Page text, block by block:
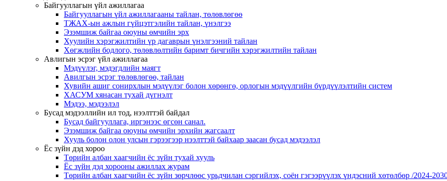
Байгууллагын үйл ажиллагаа
Байгууллагын үйл ажиллагааны тайлан, төлөвлөгөө
ТЖАХ-ын ажлын гүйцэтгэлийн тайлан, үнэлгээ
Эзэмшиж байгаа оюуны өмчийн эрх
Хуулийн хэрэгжилтийн үр дагаврын үнэлгээний тайлан
Хөгжлийн бодлого, төлөвлөлтийн баримт бичгийн хэрэгжилтийн тайлан
Авлигын эсрэг үйл ажиллагаа
Мэдүүлэг, мэдэгдлийн маягт
Авилгын эсрэг төлөвлөгөө, тайлан
Хувийн ашиг сонирхлын мэдүүлэг болон хөрөнгө, орлогын мэдүүлгийн бүрдүүлэлтийн систем
ХАСУМ хянасан тухай дүгнэлт
Мэдээ, мэдээлэл
Бусад мэдээллийн ил тод, нээлттэй байдал
Бусад байгууллага, иргэнээс өгсөн санал.
Эзэмшиж байгаа оюуны өмчийн эрхийн жагсаалт
Хууль болон олон улсын гэрээгээр нээлттэй байхаар заасан бусад мэдээлэл
Ёс зүйн дэд хороо
Төрийн албан хаагчийн ёс зүйн тухай хууль
Ёс зүйн дэд хорооны ажиллах журам
Төрийн албан хаагчийн ёс зүйн зөрчлөөс урьдчилан сэргийлэх, соён гэгээрүүлэх үндэсний хөтөлбөр /2024-